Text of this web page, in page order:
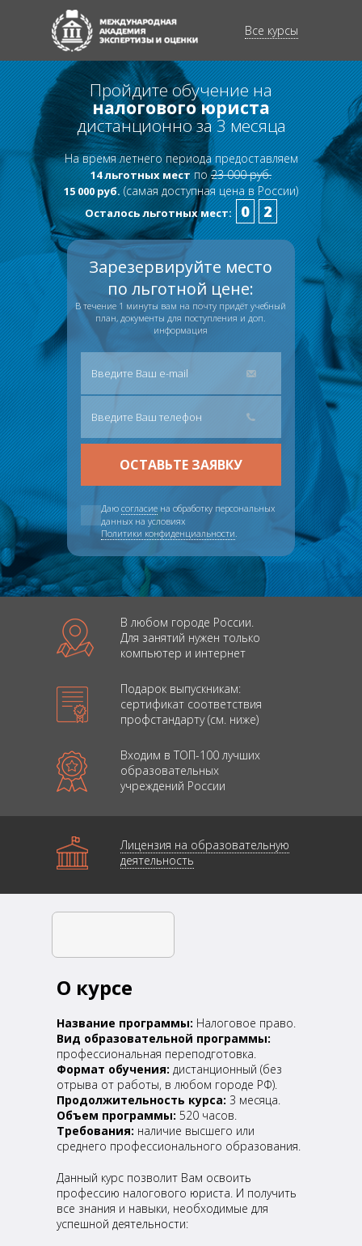
Все курсы
Пройдите обучение на
налоговогоюриста
дистанционно за 3 месяца
На время летнего периода предоставляем
14 льготных местпо23 000 руб.
15 000 руб.(самая доступная цена в России)
Осталось льготных мест: 0 2
Зарезервируйте место
по льготной цене:
В течение 1 минуты вам на почту придёт учебный
план, документы для поступления и доп.
информация
Даюсогласие на обработку персональных
данных на условиях
Политики конфиденциальности.
В любом городе России.
Для занятий нужен только
компьютер и интернет
Подарок выпускникам:
сертификат соответствия
профстандарту (см. ниже)
Входим в ТОП-100 лучших
образовательных
учреждений России
Лицензия на образовательную
деятельность
О курсе
Название программы: Налоговое право.
Вид образовательной программы:
профессиональная переподготовка.
Формат обучения: дистанционный (без
отрыва от работы, в любом городе РФ).
Продолжительность курса: 3 месяца.
Объем программы: 520 часов.
Требования: наличие высшего или
среднего профессионального образования.
Данный курс позволит Вам освоить
профессию налогового юриста. И получить
все знания и навыки, необходимые для
успешной деятельности: